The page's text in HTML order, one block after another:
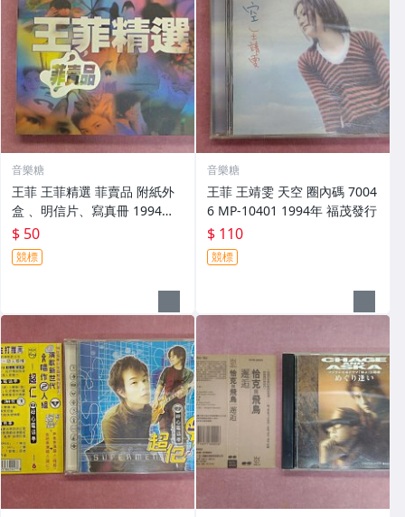
音樂糖
王菲 王菲精選 菲賣品 附紙外
盒 、明信片、寫真冊 1994年
福茂發行
$ 50
競標
音樂糖
王菲 王靖雯 天空 圈內碼 7004
6 MP-10401 1994年 福茂發行
$ 110
競標